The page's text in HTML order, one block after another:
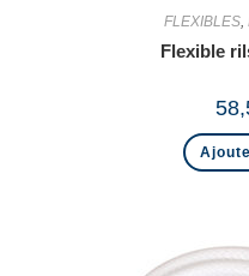
FLEXIBLES,
Flexible